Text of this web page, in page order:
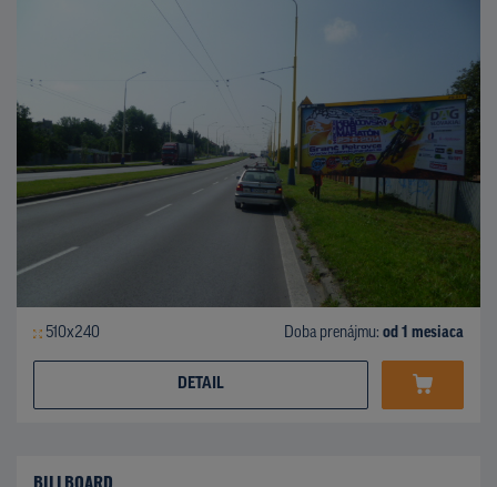
510x240 Doba prenájmu: od 1 mesiaca
DETAIL
BILLBOARD